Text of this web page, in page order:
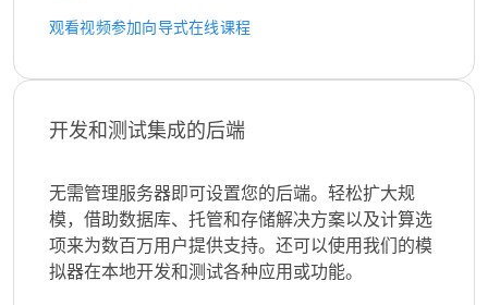
观看视频参加向导式在线课程
开发和测试集成的后端
无需管理服务器即可设置您的后端。轻松扩大规
模，借助数据库、托管和存储解决方案以及计算选
项来为数百万用户提供支持。还可以使用我们的模